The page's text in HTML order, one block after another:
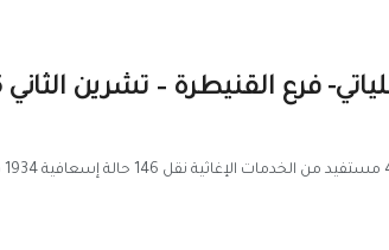
فرع القنيطرة – تشرين الثاني 2015